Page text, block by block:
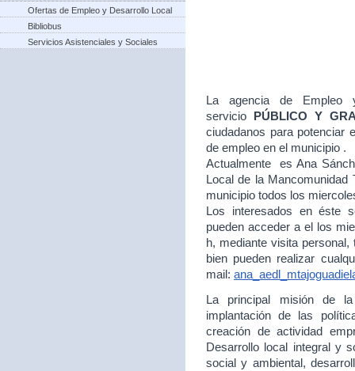
Ofertas de Empleo y Desarrollo Local
Bibliobus
Servicios Asistenciales y Sociales
La agencia de Empleo
servicio
PÚBLICO Y
ciudadanos para potenciar
de empleo en el municipio .
Actualmente es Ana
Local de la Mancomunidad
municipio todos los
Los interesados en éste
pueden acceder a el los
h, mediante visita
bien pueden realizar
mail:
La principal misión de
implantación de las
creación de actividad
Desarrollo local integral y
social y ambiental,